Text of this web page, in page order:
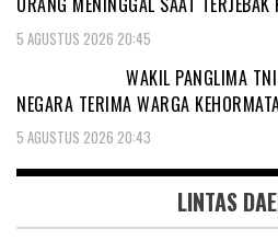
5 AGUSTUS 2026 20:45
WAKIL PANGLIMA
NEGARA TERIMA WARGA
5 AGUSTUS 2026 20:43
LINTAS